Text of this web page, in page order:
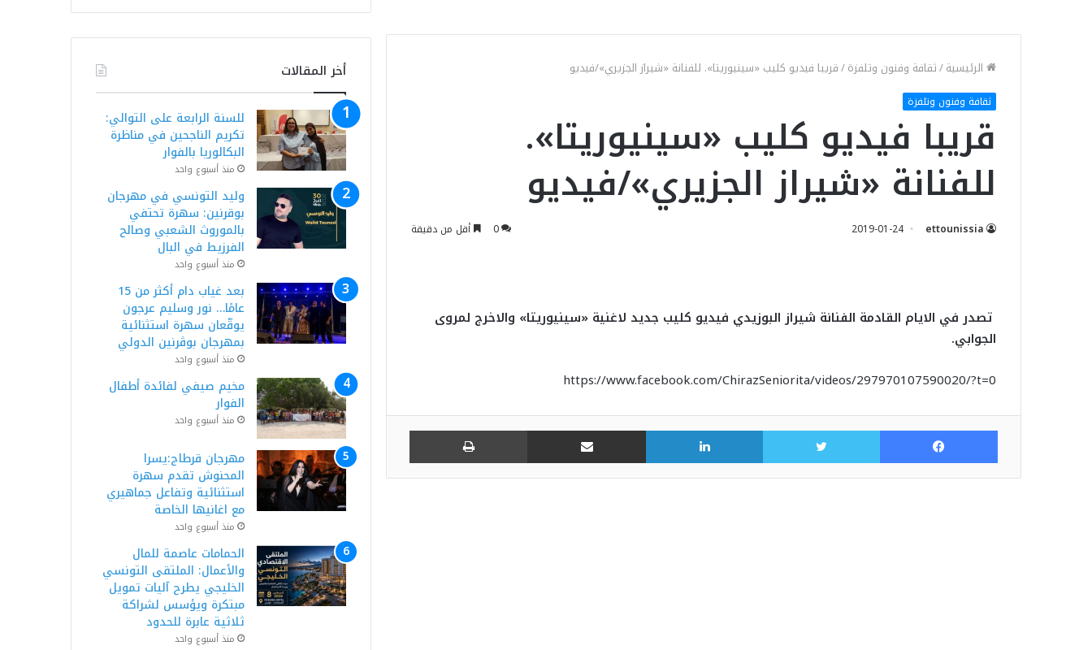
الرئيسية/ثقافة وفنون وتلفزة/قريبا فيديو كليب «سينيوريتا». للفنانة «شيراز الجزيري»/فيديو
ثقافة وفنون وتلفزة
قريبا فيديو كليب «سينيوريتا».
للفنانة «شيراز الجزيري»/فيديو
ettounissia
2019-01-24
0 أقل من دقيقة
تصدر في الايام القادمة الفنانة شيراز البوزيدي فيديو كليب جديد لاغنية «سينيوريتا» والاخرج لمروى
الجوابي.
https://www.facebook.com/ChirazSeniorita/videos/297970107590020/?t=0
فيسبوك تويتر لينكدإن مشاركة عبر البريد طباعة
أخر المقالات
للسنة الرابعة على التوالي:
تكريم الناجحين في مناظرة
البكالوريا بالفوار
منذ أسبوع واحد
وليد التونسي في مهرجان
بوقرنين: سهرة تحتفي
بالموروث الشعبي وصالح
الفرزيط في البال
منذ أسبوع واحد
بعد غياب دام أكثر من 15
عامًا… نور وسليم عرجون
يوقّعان سهرة استثنائية
بمهرجان بوڨرنين الدولي
منذ أسبوع واحد
مخيم صيفي لفائدة أطفال
الفوار
منذ أسبوع واحد
مهرجان قرطاج:يسرا
المحنوش تقدم سهرة
استثنائية وتفاعل جماهيري
مع اغانيها الخاصة
منذ أسبوع واحد
الحمامات عاصمة للمال
والأعمال: الملتقى التونسي
الخليجي يطرح آليات تمويل
مبتكرة ويؤسس لشراكة
ثلاثية عابرة للحدود
منذ أسبوع واحد